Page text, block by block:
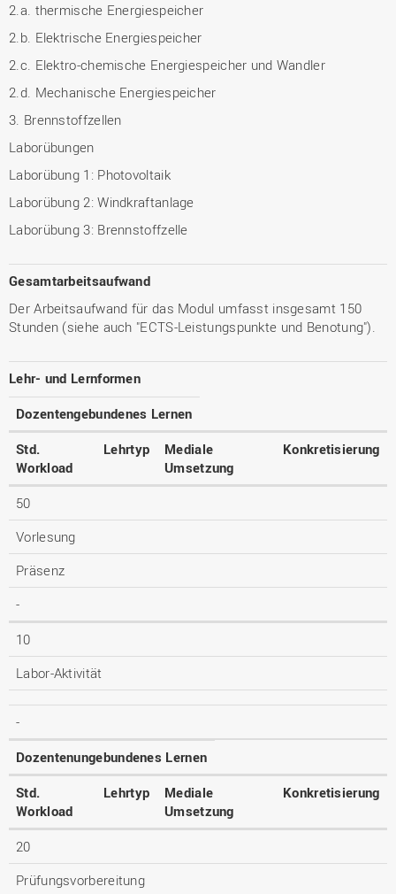
2.a. thermische Energiespeicher
2.b. Elektrische Energiespeicher
2.c. Elektro-chemische Energiespeicher und Wandler
2.d. Mechanische Energiespeicher
3. Brennstoffzellen
Laborübungen
Laborübung 1: Photovoltaik
Laborübung 2: Windkraftanlage
Laborübung 3: Brennstoffzelle
Gesamtarbeitsaufwand
Der Arbeitsaufwand für das Modul umfasst insgesamt 150
Stunden (siehe auch "ECTS-Leistungspunkte und Benotung").
Lehr- und Lernformen
Dozentengebundenes Lernen
Std.
Workload
Lehrtyp
Mediale
Umsetzung
Konkretisierung
50
Vorlesung
Präsenz
-
10
Labor-Aktivität
-
Dozentenungebundenes Lernen
Std.
Workload
Lehrtyp
Mediale
Umsetzung
Konkretisierung
20
Prüfungsvorbereitung